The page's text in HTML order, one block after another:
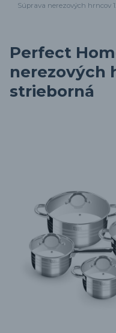
Súprava nerezových hrncov
Perfect
nerezových
strieborná